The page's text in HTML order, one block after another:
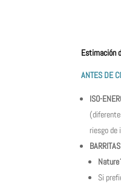
Estimación
ANTES DE
ISO-
riesgo de
Si